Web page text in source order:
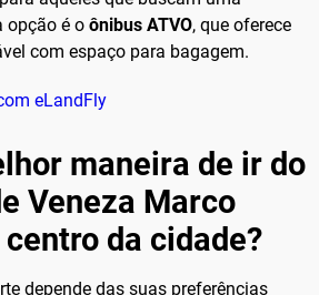
opção é o ônibus ATVO, que oferece
com espaço para bagagem.
eLandFly
maneira de ir do
Veneza Marco
da cidade?
depende das suas preferências